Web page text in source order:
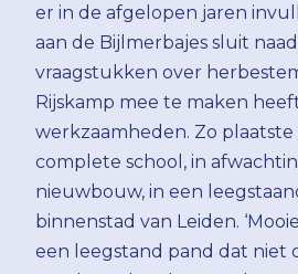
er in de afgelopen jaren
aan de Bijlmerbajes sluit
vraagstukken over
Rijskamp mee te maken
werkzaamheden. Zo plaatste
complete school, in
nieuwbouw, in een
binnenstad van Leiden.
een leegstand pand dat niet